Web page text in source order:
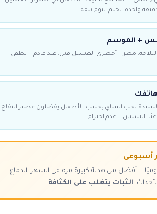
واحدة. تختم اليوم بثقة.
+ الموسم
الثلاجة. مطر = أحضري الغسيل قبل. عيد قادم = نظفي
تحب الشاي بحليب. الأطفال يفضلون عصير التفاح.
النسيان = عدم احترام.
أسبوعي
= أفضل من هدية كبيرة مرة في الشهر. الدماغ
الثبات يتغلب على الكثافة.